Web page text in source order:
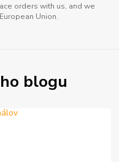
orders with us, and we
Union.
blogu